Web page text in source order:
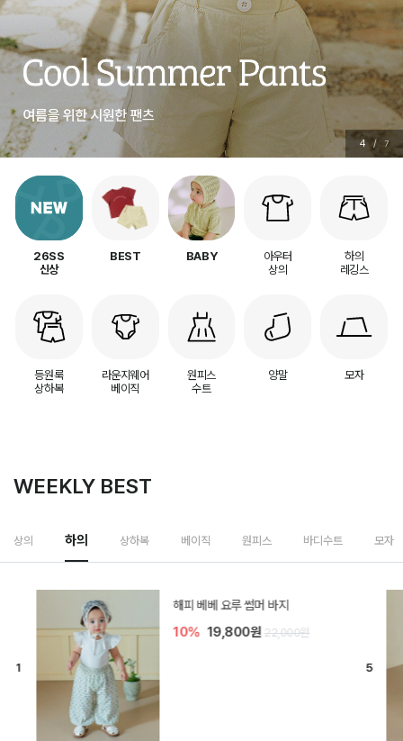
4 / 7
26SS
신상
BEST BABY
아우터
상의
하의
레깅스
등원룩
상하복
라운지웨어
베이직
원피스
수트
양말 모자
WEEKLY BEST
상의 하의 상하복 베이직 원피스 바디수트 모자
[SIZE ~6Y] 델린 린넨 바지
10% 21,600원 24,000원